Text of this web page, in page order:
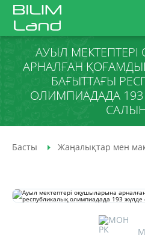
АУЫЛ
АРНАЛҒАН
БАҒЫТТАҒЫ
ОЛИМПИАДАДА
Басты Жаңалықтар мен